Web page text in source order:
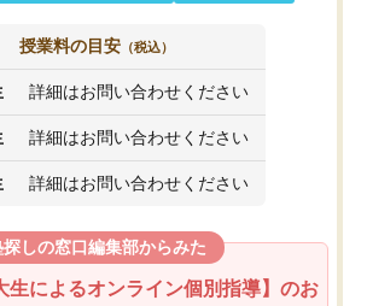
授業料の目安 （税込）
詳細はお問い合わせください
詳細はお問い合わせください
詳細はお問い合わせください
探しの窓口編集部からみた
生によるオンライン個別指導】のお